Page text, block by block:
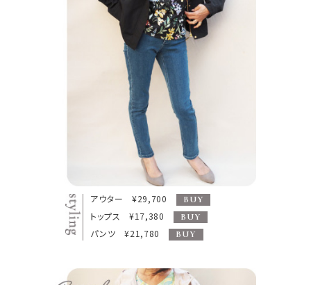
アウター ¥29,700 BUY
トップス ¥17,380 BUY
パンツ ¥21,780 BUY